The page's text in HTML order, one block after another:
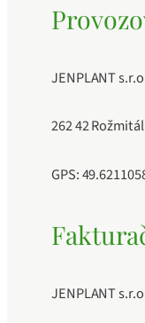
JENPLANT
262 42
GPS:
JENPLANT